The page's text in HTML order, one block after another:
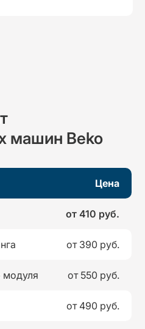
машин Beko
Цена
от 410 руб.
от 390 руб.
модуля от 550 руб.
от 490 руб.